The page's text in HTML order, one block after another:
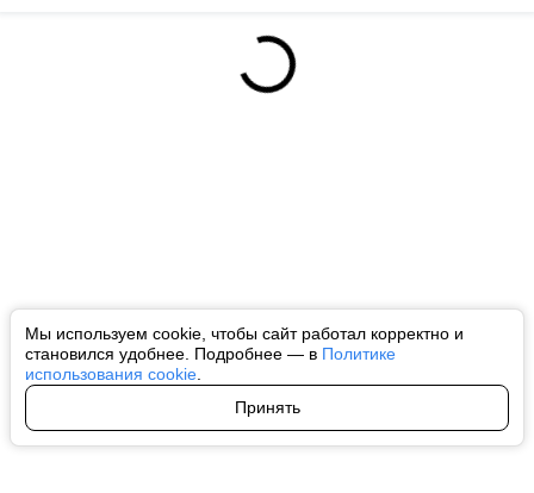
Мы используем cookie, чтобы сайт работал корректно и
становился удобнее. Подробнее — в Политике
использования cookie
Принять